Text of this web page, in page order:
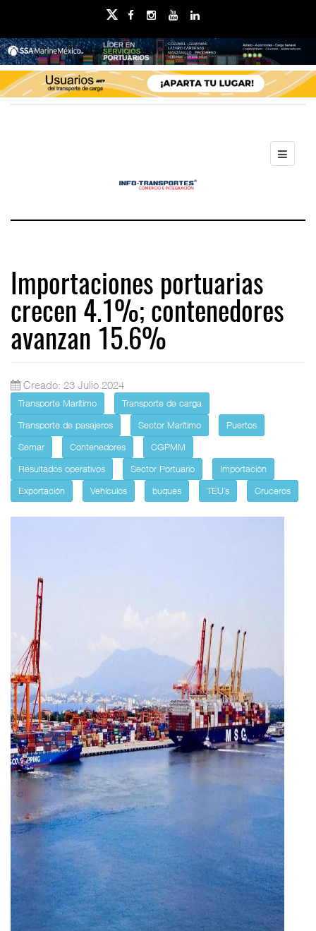
Importaciones portuarias
crecen 4.1%; contenedores
avanzan 15.6%
Creado: 23 Julio 2024
Transporte Marítimo
Transporte de carga
Transporte de pasajeros
Sector Marítimo
Puertos
Semar
Contenedores
CGPMM
Resultados operativos
Sector Portuario
Importación
Exportación
Vehículos buques TEU´s Cruceros